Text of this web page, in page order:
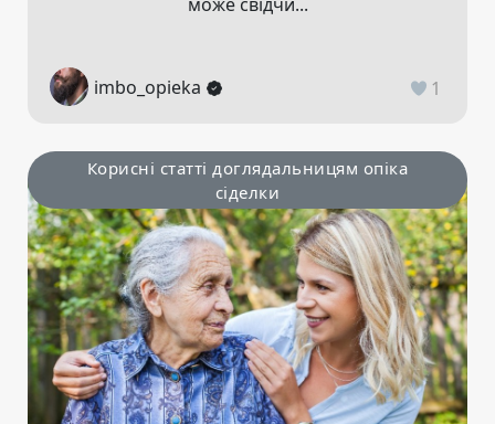
imbo_opieka 1
Корисні статті доглядальницям опіка
сіделки